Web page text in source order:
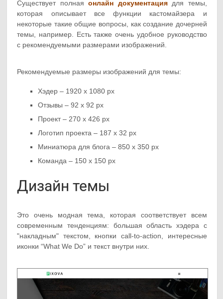
Существует полнаяонлайн документациядля темы,
которая описывает все функции кастомайзера и
некоторые такие общие вопросы, как создание дочерней
темы, например. Есть также очень удобное руководство
с рекомендуемыми размерами изображений.
Рекомендуемые размеры изображений для темы:
Хэдер – 1920 x 1080 px
Отзывы – 92 x 92 px
Проект – 270 x 426 px
Логотип проекта – 187 x 32 px
Миниатюра для блога – 850 x 350 px
Команда – 150 x 150 px
Дизайн темы
Это очень модная тема, которая соответствует всем
современным тенденциям: большая область хэдера с
"накладным" текстом, кнопки call-to-action, интересные
иконки “What We Do” и текст внутри них.